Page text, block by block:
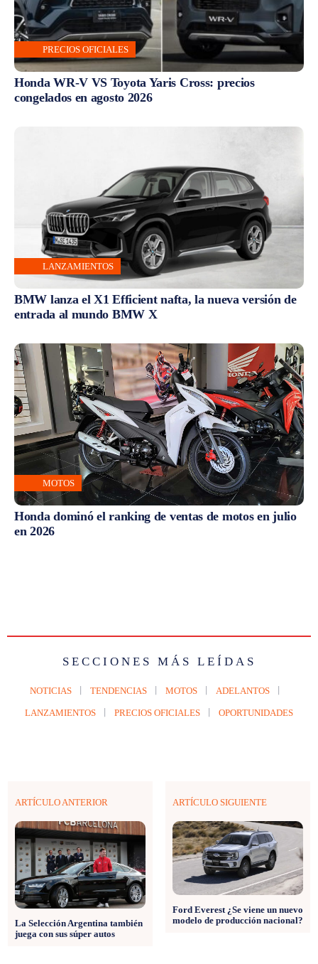
PRECIOS OFICIALES
Honda WR-V VS Toyota Yaris Cross: precios
congelados en agosto 2026
LANZAMIENTOS
BMW lanza el X1 Efficient nafta, la nueva versión de
entrada al mundo BMW X
MOTOS
Honda dominó el ranking de ventas de motos en julio
en 2026
SECCIONES MÁS LEÍDAS
NOTICIAS TENDENCIAS MOTOS ADELANTOS
LANZAMIENTOS PRECIOS OFICIALES OPORTUNIDADES
ARTÍCULO ANTERIOR
La Selección Argentina también
juega con sus súper autos
ARTÍCULO SIGUIENTE
Ford Everest ¿Se viene un nuevo
modelo de producción nacional?